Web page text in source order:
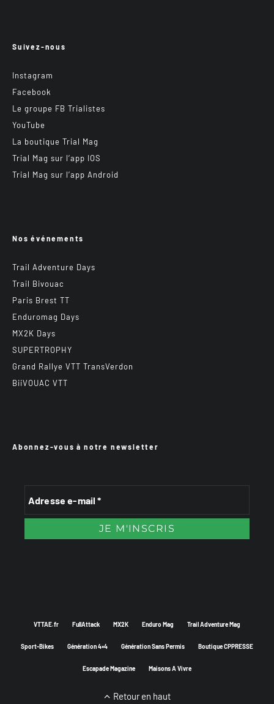
Suivez-nous
Instagram
Facebook
Le groupe FB Trialistes
YouTube
La boutique Trial Mag
Trial Mag sur l’app IOS
Trial Mag sur l’app Android
Nos événements
Trail Adventure Days
Trail Bivouac
Paris Brest TT
Enduromag Days
MX2K Days
SUPERTROPHY
Grand Rallye VTT TransVerdon
BiiVOUAC VTT
Abonnez-vous à notre newsletter
VTTAE.fr FullAttack MX2K Enduro Mag Trail Adventure Mag
Sport-Bikes Génération 4×4 Génération Sans Permis Boutique CPPRESSE
Escapade Magazine Maisons A Vivre
Retour en haut